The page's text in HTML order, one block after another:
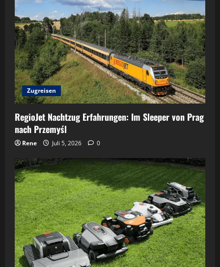
Zugreisen
RegioJet Nachtzug Erfahrungen: Im Sleeper von Prag
nach Przemyśl
Rene Juli 5, 2026 0